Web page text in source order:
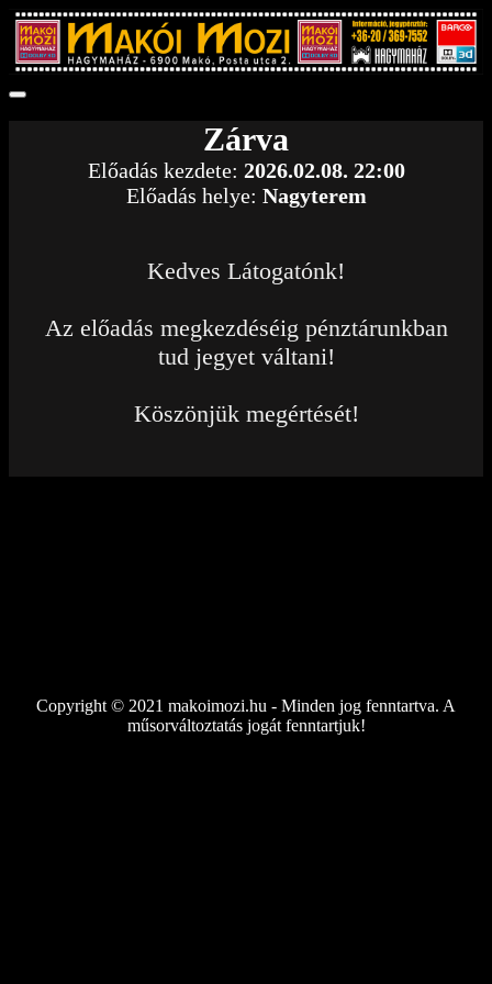
Zárva
Előadás kezdete: 2026.02.08. 22:00
Előadás helye: Nagyterem
Kedves Látogatónk!
Az előadás megkezdéséig pénztárunkban
tud jegyet váltani!
Köszönjük megértését!
Copyright © 2021 makoimozi.hu - Minden jog fenntartva. A
műsorváltoztatás jogát fenntartjuk!